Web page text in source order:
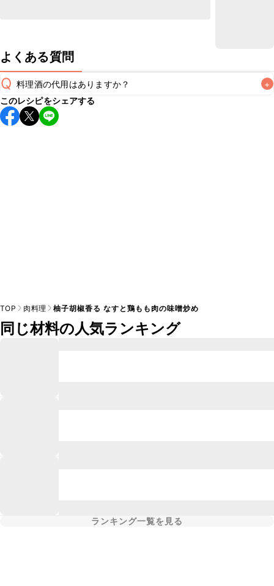
よくある質問
Q 料理酒の代用はありますか？ +
A
このレシピをシェアする
TOP 肉料理 柚子胡椒香る なすと鶏もも肉の味噌炒め
同じ材料の人気ランキング
ランキング一覧を見る